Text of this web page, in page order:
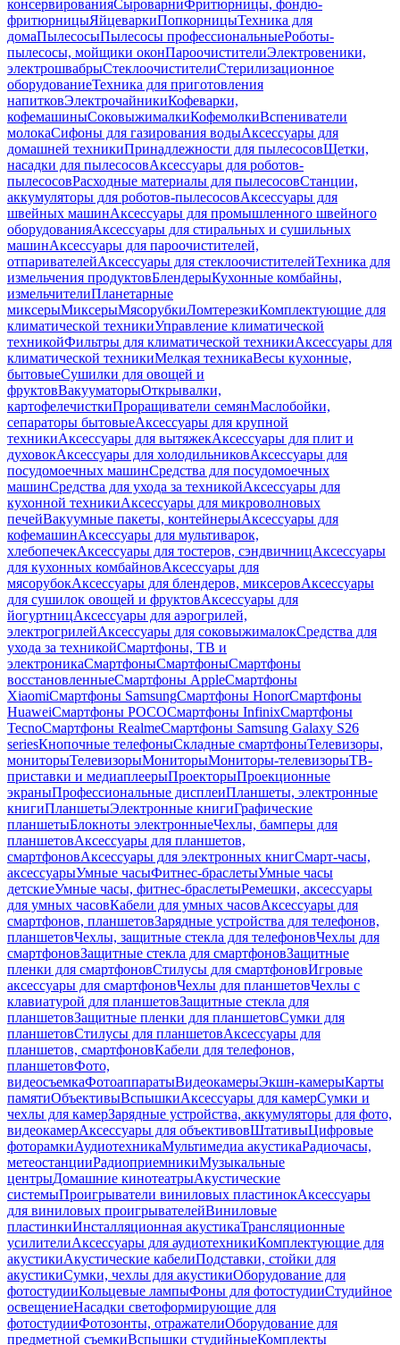
консервированияСыроварниФритюрницы, фондю-
фритюрницыЯйцеваркиПопкорницыТехника для
домаПылесосыПылесосы профессиональныеРоботы-
пылесосы, мойщики оконПароочистителиЭлектровеники,
электрошвабрыСтеклоочистителиСтерилизационное
оборудованиеТехника для приготовления
напитковЭлектрочайникиКофеварки,
кофемашиныСоковыжималкиКофемолкиВспениватели
молокаСифоны для газирования водыАксессуары для
домашней техникиПринадлежности для пылесосовЩетки,
насадки для пылесосовАксессуары для роботов-
пылесосовРасходные материалы для пылесосовСтанции,
аккумуляторы для роботов-пылесосовАксессуары для
швейных машинАксессуары для промышленного швейного
оборудованияАксессуары для стиральных и сушильных
машинАксессуары для пароочистителей,
отпаривателейАксессуары для стеклоочистителейТехника для
измельчения продуктовБлендерыКухонные комбайны,
измельчителиПланетарные
миксерыМиксерыМясорубкиЛомтерезкиКомплектующие для
климатической техникиУправление климатической
техникойФильтры для климатической техникиАксессуары для
климатической техникиМелкая техникаВесы кухонные,
бытовыеСушилки для овощей и
фруктовВакууматорыОткрывалки,
картофелечисткиПроращиватели семянМаслобойки,
сепараторы бытовыеАксессуары для крупной
техникиАксессуары для вытяжекАксессуары для плит и
духовокАксессуары для холодильниковАксессуары для
посудомоечных машинСредства для посудомоечных
машинСредства для ухода за техникойАксессуары для
кухонной техникиАксессуары для микроволновых
печейВакуумные пакеты, контейнерыАксессуары для
кофемашинАксессуары для мультиварок,
хлебопечекАксессуары для тостеров, сэндвичницАксессуары
для кухонных комбайновАксессуары для
мясорубокАксессуары для блендеров, миксеровАксессуары
для сушилок овощей и фруктовАксессуары для
йогуртницАксессуары для аэрогрилей,
электрогрилейАксессуары для соковыжималокСредства для
ухода за техникойСмартфоны, ТВ и
электроникаСмартфоныСмартфоныСмартфоны
восстановленныеСмартфоны AppleСмартфоны
XiaomiСмартфоны SamsungСмартфоны HonorСмартфоны
HuaweiСмартфоны POCOСмартфоны InfinixСмартфоны
TecnoСмартфоны RealmeСмартфоны Samsung Galaxy S26
seriesКнопочные телефоныСкладные смартфоныТелевизоры,
мониторыТелевизорыМониторыМониторы-телевизорыТВ-
приставки и медиаплеерыПроекторыПроекционные
экраныПрофессиональные дисплеиПланшеты, электронные
книгиПланшетыЭлектронные книгиГрафические
планшетыБлокноты электронныеЧехлы, бамперы для
планшетовАксессуары для планшетов,
смартфоновАксессуары для электронных книгСмарт-часы,
аксессуарыУмные часыФитнес-браслетыУмные часы
детскиеУмные часы, фитнес-браслетыРемешки, аксессуары
для умных часовКабели для умных часовАксессуары для
смартфонов, планшетовЗарядные устройства для телефонов,
планшетовЧехлы, защитные стекла для телефоновЧехлы для
смартфоновЗащитные стекла для смартфоновЗащитные
пленки для смартфоновСтилусы для смартфоновИгровые
аксессуары для смартфоновЧехлы для планшетовЧехлы с
клавиатурой для планшетовЗащитные стекла для
планшетовЗащитные пленки для планшетовСумки для
планшетовСтилусы для планшетовАксессуары для
планшетов, смартфоновКабели для телефонов,
планшетовФото,
видеосъемкаФотоаппаратыВидеокамерыЭкшн-камерыКарты
памятиОбъективыВспышкиАксессуары для камерСумки и
чехлы для камерЗарядные устройства, аккумуляторы для фото,
видеокамерАксессуары для объективовШтативыЦифровые
фоторамкиАудиотехникаМультимедиа акустикаРадиочасы,
метеостанцииРадиоприемникиМузыкальные
центрыДомашние кинотеатрыАкустические
системыПроигрыватели виниловых пластинокАксессуары
для виниловых проигрывателейВиниловые
пластинкиИнсталляционная акустикаТрансляционные
усилителиАксессуары для аудиотехникиКомплектующие для
акустикиАкустические кабелиПодставки, стойки для
акустикиСумки, чехлы для акустикиОборудование для
фотостудииКольцевые лампыФоны для фотостудииСтудийное
освещениеНасадки светоформирующие для
фотостудииФотозонты, отражателиОборудование для
предметной съемкиВспышки студийныеКомплекты